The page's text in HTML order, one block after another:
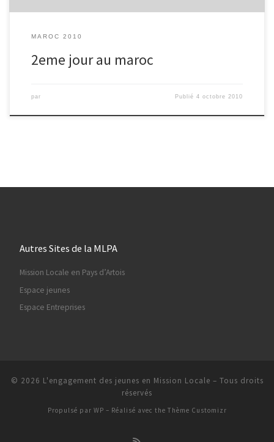
MAROC 2010
2eme jour au maroc
par Publié4 octobre 2010
Autres Sites de la MLPA
Mission Locale en Pays d’Artois
Espace jeunes
Espace Entreprises
© 2026 L'engagement des jeunes en Mission Locale – Tous droits
réservés
Propulsé par WP – Réalisé avec the Thème Customizr